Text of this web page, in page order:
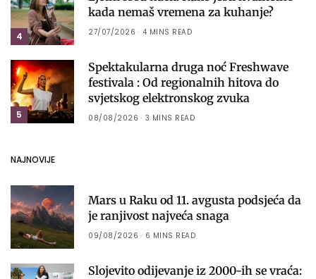
4
kada nemaš vremena za kuhanje?
27/07/2026 4 MINS READ
5
Spektakularna druga noć Freshwave
festivala : Od regionalnih hitova do
svjetskog elektronskog zvuka
08/08/2026 3 MINS READ
NAJNOVIJE
Mars u Raku od 11. avgusta podsjeća da
je ranjivost najveća snaga
09/08/2026 6 MINS READ
Slojevito odijevanje iz 2000-ih se vraća: